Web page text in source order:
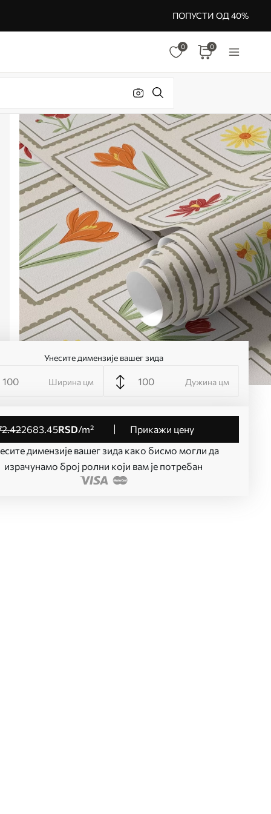
ПОПУСТИ ОД 40%
0 0
Унесите димензије вашег зида
Ширина цм Дужина цм
.422683.45RSD/m²
Прикажи цену
димензије вашег зида како бисмо могли да
израчунамо број ролни који вам је потребан